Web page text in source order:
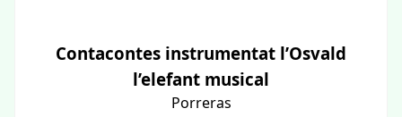
Contacontes instrumentat l’Osvald
l’elefant musical
Porreras